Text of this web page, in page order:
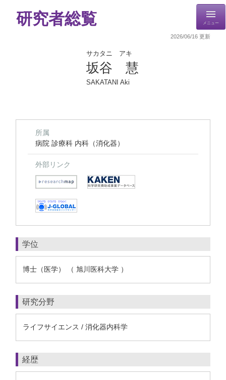
研究者総覧 メニュー
2026/06/16 更新
サカタニ アキ
坂谷 慧
SAKATANI Aki
所属
病院 診療科 内科（消化器）
外部リンク
学位
博士（医学） （ 旭川医科大学 ）
研究分野
ライフサイエンス / 消化器内科学
経歴